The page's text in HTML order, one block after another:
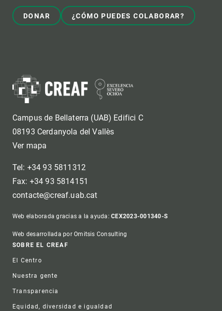
DONAR ¿CÓMO PUEDES COLABORAR?
Campus de Bellaterra (UAB) Edifici C
08193 Cerdanyola del Vallès
Ver mapa
Tel: +34 93 5811312
Fax: +34 93 5814151
contacte@creaf.uab.cat
Web elaborada gracias a la ayuda:CEX2023-001340-S
Web desarrollada por Omitsis Consulting
Footer
SOBRE EL CREAF
El Centro
Nuestra gente
Transparencia
Equidad, diversidad e igualdad